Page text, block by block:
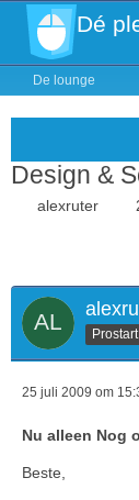
Dé
De lounge
Design &
alexruter
25 juli 2009 om
Nu alleen Nog
Beste,